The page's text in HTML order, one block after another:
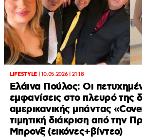
LIFESTYLE| 10.05.2026 | 21:18
Ελάινα Πούλος: Οι
εμφανίσεις στο πλευρό της
αμερικανικής μπάντας
τιμητική διάκριση από την
Μπρονξ (εικόνες+βίντεο)